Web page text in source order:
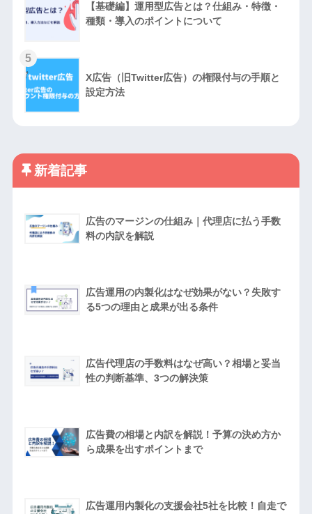
【基礎編】運用型広告とは？仕組み・特徴・
種類・導入のポイントについて
5
X広告（旧Twitter広告）の権限付与の手順と
設定方法
新着記事
広告のマージンの仕組み｜代理店に払う手数
料の内訳を解説
広告運用の内製化はなぜ効果がない？失敗す
る5つの理由と成果が出る条件
広告代理店の手数料はなぜ高い？相場と妥当
性の判断基準、3つの解決策
広告費の相場と内訳を解説！予算の決め方か
ら成果を出すポイントまで
広告運用内製化の支援会社5社を比較！自走で